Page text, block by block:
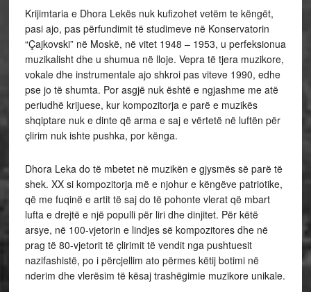
Krijimtaria e Dhora Lekës nuk kufizohet vetëm te këngët,
pasi ajo, pas përfundimit të studimeve në Konservatorin
“Çajkovski” në Moskë, në vitet 1948 – 1953, u perfeksionua
muzikalisht dhe u shumua në lloje. Vepra të tjera muzikore,
vokale dhe instrumentale ajo shkroi pas viteve 1990, edhe
pse jo të shumta. Por asgjë nuk është e ngjashme me atë
periudhë krijuese, kur kompozitorja e parë e muzikës
shqiptare nuk e dinte që arma e saj e vërtetë në luftën për
çlirim nuk ishte pushka, por kënga.
Dhora Leka do të mbetet në muzikën e gjysmës së parë të
shek. XX si kompozitorja më e njohur e këngëve patriotike,
që me fuqinë e artit të saj do të pohonte vlerat që mbart
lufta e drejtë e një populli për liri dhe dinjitet. Për këtë
arsye, në 100-vjetorin e lindjes së kompozitores dhe në
prag të 80-vjetorit të çlirimit të vendit nga pushtuesit
nazifashistë, po i përcjellim ato përmes këtij botimi në
nderim dhe vlerësim të kësaj trashëgimie muzikore unikale.